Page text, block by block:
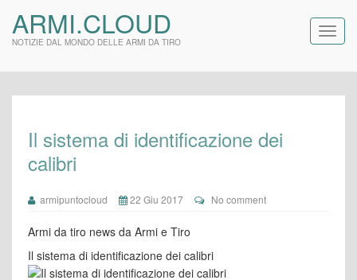
ARMI.CLOUD
NOTIZIE DAL MONDO DELLE ARMI DA TIRO
Il sistema di identificazione dei
calibri
armipuntocloud 22 Giu 2017 No comment
Armi da tiro news da Armi e Tiro
Il sistema di identificazione dei calibri